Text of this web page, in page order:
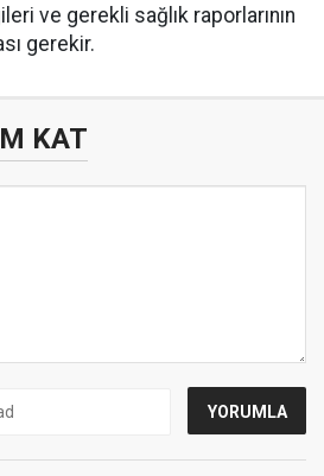
ve gerekli sağlık raporlarının
gerekir.
KAT